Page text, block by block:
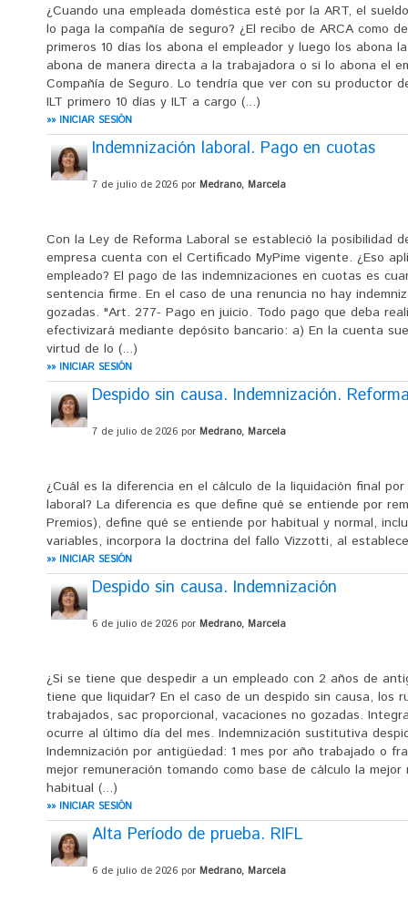
¿Cuando una empleada doméstica esté por la ART, el
lo paga la compañía de seguro? ¿El recibo de ARCA como
primeros 10 días los abona el empleador y luego los abona
abona de manera directa a la trabajadora o si lo abona el
Compañía de Seguro. Lo tendría que ver con su productor
ILT primero 10 días y ILT a cargo (...)
»» INICIAR SESIÓN
Indemnización laboral. Pago en cuotas
7 de julio de 2026 por Medrano, Marcela
Con la Ley de Reforma Laboral se estableció la posibilidad
empresa cuenta con el Certificado MyPime vigente. ¿Eso
empleado? El pago de las indemnizaciones en cuotas es
sentencia firme. En el caso de una renuncia no hay
gozadas. "Art. 277- Pago en juicio. Todo pago que deba
efectivizará mediante depósito bancario: a) En la cuenta
virtud de lo (...)
»» INICIAR SESIÓN
Despido sin causa. Indemnización.
7 de julio de 2026 por Medrano, Marcela
¿Cuál es la diferencia en el cálculo de la liquidación final
laboral? La diferencia es que define qué se entiende por
Premios), define qué se entiende por habitual y normal,
variables, incorpora la doctrina del fallo Vizzotti, al
»» INICIAR SESIÓN
Despido sin causa. Indemnización
6 de julio de 2026 por Medrano, Marcela
¿Si se tiene que despedir a un empleado con 2 años de
tiene que liquidar? En el caso de un despido sin causa, los
trabajados, sac proporcional, vacaciones no gozadas.
ocurre al último día del mes. Indemnización sustitutiva
Indemnización por antigüedad: 1 mes por año trabajado o
mejor remuneración tomando como base de cálculo la
habitual (...)
»» INICIAR SESIÓN
Alta Período de prueba. RIFL
6 de julio de 2026 por Medrano, Marcela